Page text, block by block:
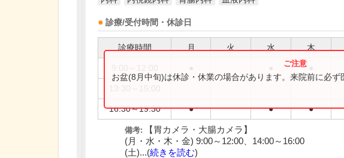
診療/受付時間・休診日
診療時間 月 火 水 木
16:30～19:30 ● ● ●
お盆(8月中旬)は休診・休業の場合があります。来院前に必ず
備考:
【胃カメラ・大腸カメラ】
(月・水・木・金) 9:00～12:00、14:00～16:00
(土)...(続きを読む)